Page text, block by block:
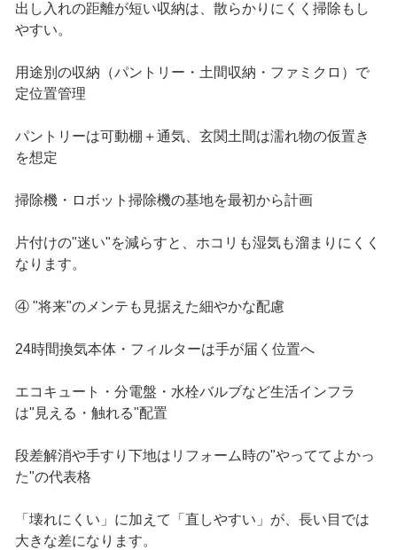
出し入れの距離が短い収納は、散らかりにくく掃除もし
やすい。
用途別の収納（パントリー・土間収納・ファミクロ）で
定位置管理
パントリーは可動棚＋通気、玄関土間は濡れ物の仮置き
を想定
掃除機・ロボット掃除機の基地を最初から計画
片付けの"迷い"を減らすと、ホコリも湿気も溜まりにくく
なります。
④ "将来"のメンテも見据えた細やかな配慮
24時間換気本体・フィルターは手が届く位置へ
エコキュート・分電盤・水栓バルブなど生活インフラ
は"見える・触れる"配置
段差解消や手すり下地はリフォーム時の"やっててよかっ
た"の代表格
「壊れにくい」に加えて「直しやすい」が、長い目では
大きな差になります。